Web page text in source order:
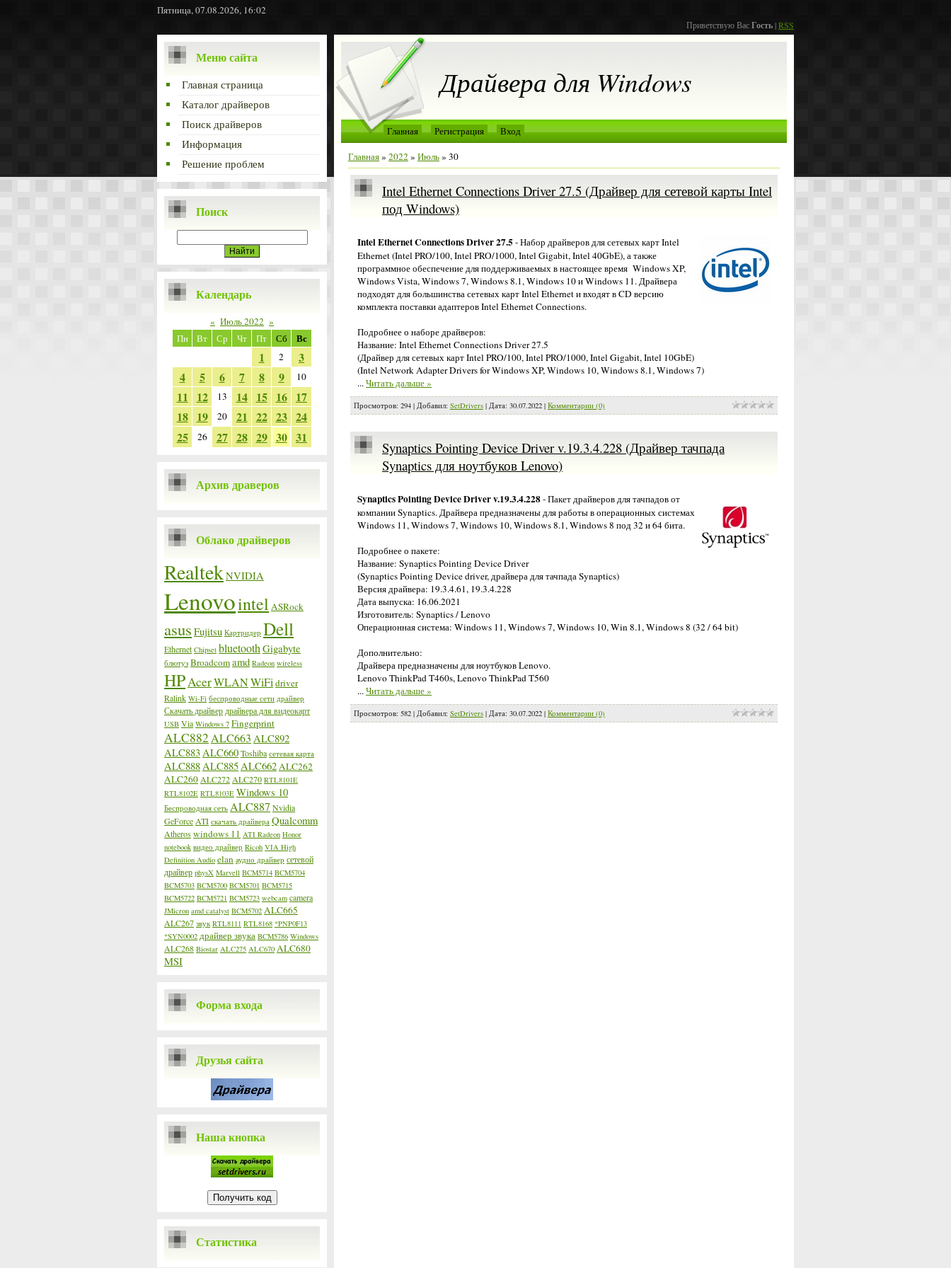
Пятница, 07.08.2026, 16:02
Приветствую ВасГость|RSS
Меню сайта
Главная страница
Каталог драйверов
Поиск драйверов
Информация
Решение проблем
Поиск
Календарь
« Июль 2022 »
Пн
Вт Ср Чт Пт Сб Вс
1 2
3
4
5 6 7 8 9 10
11 12 13 14 15 16 17
18 19 20 21 22 23 24
25
26 27 28 29 30 31
Архив драверов
Облако драйверов
RealtekNVIDIA
Lenovointel ASRock
asus Fujitsu Картридер Dell
Ethernet Chipset bluetooth Gigabyte
блютуз Broadcomamd Radeon wireless
HPAcerWLANWiFi driver
Ralink Wi-Fi беспроводные сети драйвер
Скачать драйвер драйвера для видеокарт
USB Via Windows 7 Fingerprint
ALC882 ALC663 ALC892
ALC883ALC660Toshiba сетевая карта
ALC888ALC885ALC662ALC262
ALC260 ALC272 ALC270 RTL8101E
RTL8102E RTL8103E Windows 10
Беспроводная сеть ALC887 Nvidia
GeForce ATI скачать драйвера Qualcomm
Atheroswindows 11 ATI Radeon Honor
notebook видео драйвер Ricoh VIA High
Definition Audio elan аудио драйвер сетевой
драйвер physX Marvell BCM5714 BCM5704
BCM5703 BCM5700 BCM5701 BCM5715
BCM5722 BCM5721 BCM5723 webcam camera
JMicron amd catalyst BCM5702 ALC665
ALC267 звук RTL8111 RTL8168 *PNP0F13
*SYN0002 драйвер звука BCM5786 Windows
ALC268 Biostar ALC275 ALC670 ALC680
MSI
Форма входа
Друзья сайта
Наша кнопка
Статистика
Драйвера для Windows
Главная Регистрация
Вход
Главная» 2022» Июль» 30
Intel Ethernet Connections Driver 27.5 (Драйвер для сетевой карты Intel
под Windows)
Intel Ethernet Connections Driver 27.5 - Набор драйверов для сетевых карт Intel
Ethernet (Intel PRO/100, Intel PRO/1000, Intel Gigabit, Intel 40GbE), а также
программное обеспечение для поддерживаемых в настоящее время Windows XP,
Windows Vista, Windows 7, Windows 8.1, Windows 10 и Windows 11. Драйвера
подходят для большинства сетевых карт Intel Ethernet и входят в CD версию
комплекта поставки адаптеров Intel Ethernet Connections.
Подробнее о наборе драйверов:
Название: Intel Ethernet Connections Driver 27.5
(Драйвер для сетевых карт Intel PRO/100, Intel PRO/1000, Intel Gigabit, Intel 10GbE)
(Intel Network Adapter Drivers for Windows XP, Windows 10, Windows 8.1, Windows 7)
...Читать дальше »
Просмотров: 294 | Добавил: SetDrivers | Дата: 30.07.2022 | Комментарии (0)
Synaptics Pointing Device Driver v.19.3.4.228 (Драйвер тачпада
Synaptics для ноутбуков Lenovo)
Synaptics Pointing Device Driver v.19.3.4.228- Пакет драйверов для тачпадов от
компании Synaptics. Драйвера предназначены для работы в операционных системах
Windows 11, Windows 7, Windows 10, Windows 8.1, Windows 8 под 32 и 64 бита.
Подробнее о пакете:
Название: Synaptics Pointing Device Driver
(Synaptics Pointing Device driver, драйвера для тачпада Synaptics)
Версия драйвера: 19.3.4.61, 19.3.4.228
Дата выпуска: 16.06.2021
Изготовитель: Synaptics / Lenovo
Операционная система: Windows 11, Windows 7, Windows 10, Win 8.1, Windows 8 (32 / 64 bit)
Дополнительно:
Драйвера предназначены для ноутбуков Lenovo.
Lenovo ThinkPad T460s, Lenovo ThinkPad T560
...Читать дальше »
Просмотров: 582 | Добавил: SetDrivers | Дата: 30.07.2022 | Комментарии (0)